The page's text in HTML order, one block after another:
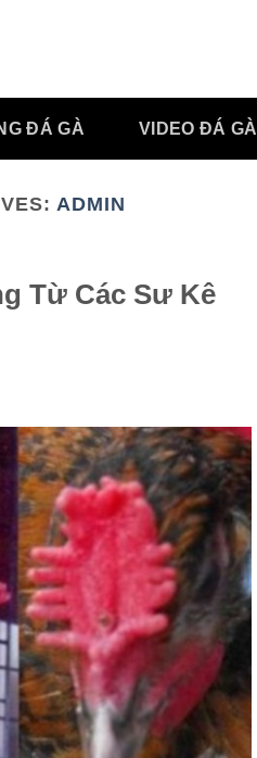
ĐÁ GÀ VIDEO ĐÁ GÀ
ADMIN
Từ Các Sư Kê